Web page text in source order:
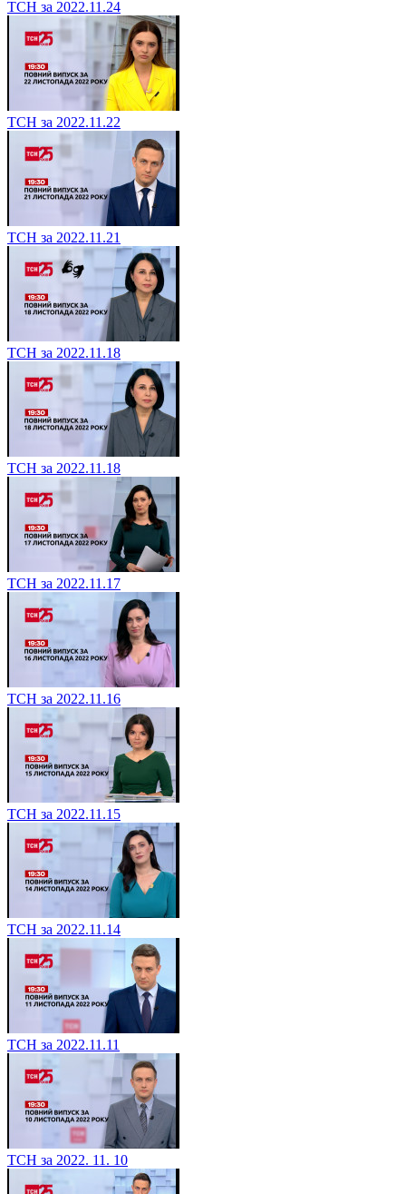
ТСН за 2022.11.24
ТСН за 2022.11.22
ТСН за 2022.11.21
ТСН за 2022.11.18
ТСН за 2022.11.18
ТСН за 2022.11.17
ТСН за 2022.11.16
ТСН за 2022.11.15
ТСН за 2022.11.14
ТСН за 2022.11.11
ТСН за 2022. 11. 10